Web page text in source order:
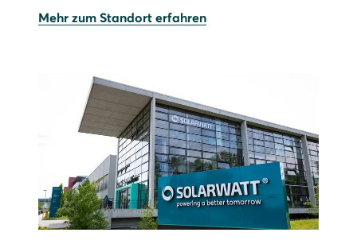
Mehr zum Standort erfahren